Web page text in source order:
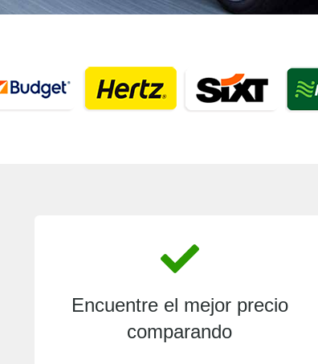
Encuentre el mejor precio
comparando